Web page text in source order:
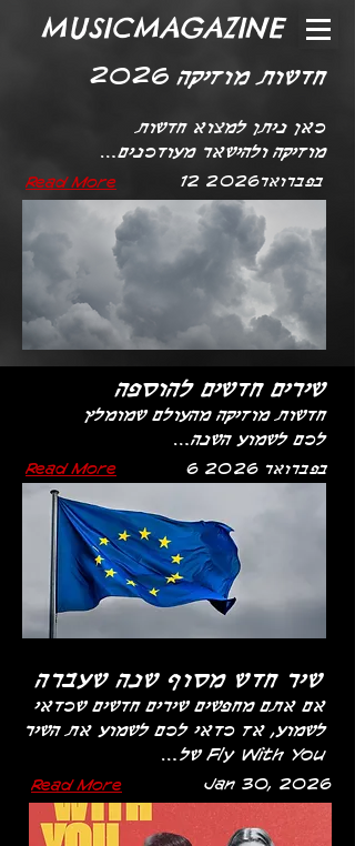
MUSICMAGAZINE
חדשות מוזיקה 2026
כאן ניתן למצוא חדשות
מוזיקה ולהישאר מעודכנים...
12 בפברואר2026 Read More
שירים חדשים להוספה
Read More
חדשות מוזיקה מהעולם שמומלץ
לכם לשמוע השנה...
6 בפברואר 2026
שיר חדש מסוף שנה שעברה
אם אתם מחפשים שירים חדשים שכדאי
לשמוע, אז כדאי לכם לשמוע את השיר
Fly With You של...
Read More Jan 30, 2026